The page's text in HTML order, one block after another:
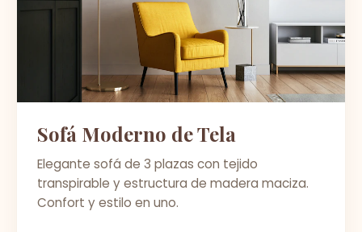
Sofá Moderno de Tela
Elegante sofá de 3 plazas con tejido
transpirable y estructura de madera maciza.
Confort y estilo en uno.